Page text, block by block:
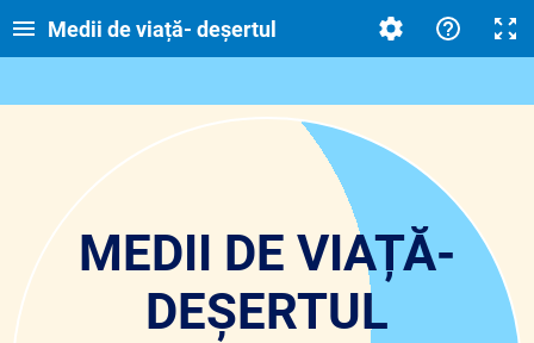
Medii de viață- deșertul
MEDII DE VIAȚĂ-
DEȘERTUL